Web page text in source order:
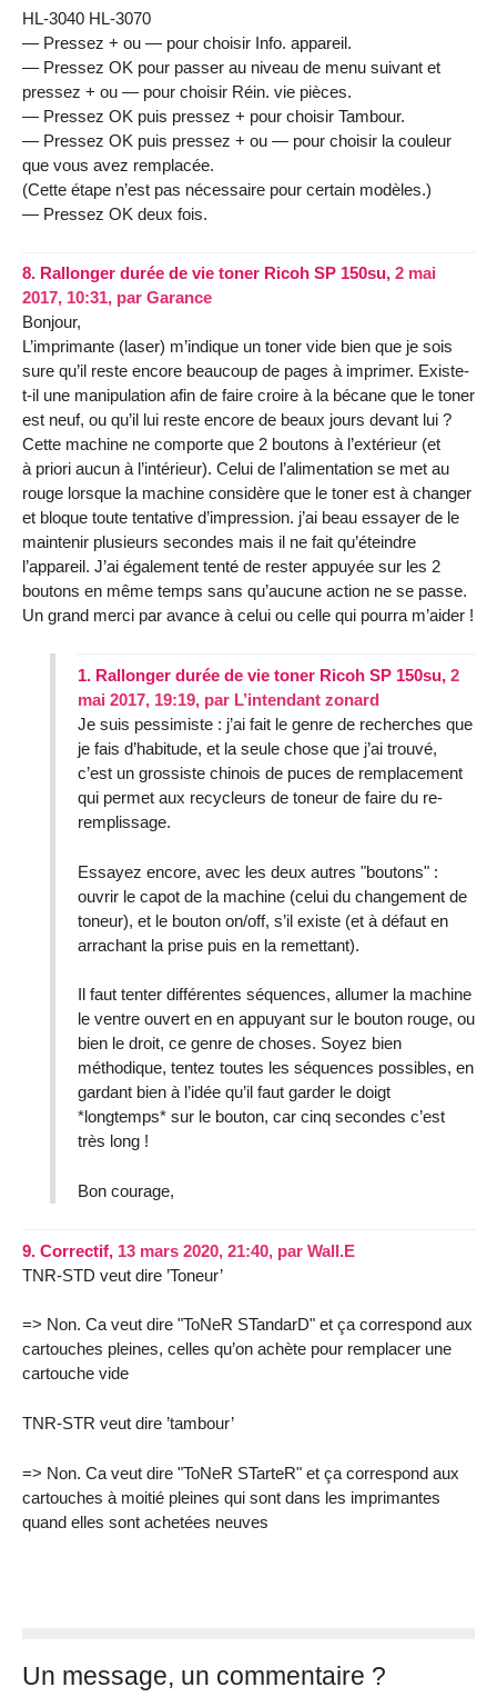
HL-3040 HL-3070
— Pressez + ou — pour choisir Info. appareil.
— Pressez OK pour passer au niveau de menu suivant et
pressez + ou — pour choisir Réin. vie pièces.
— Pressez OK puis pressez + pour choisir Tambour.
— Pressez OK puis pressez + ou — pour choisir la couleur
que vous avez remplacée.
(Cette étape n’est pas nécessaire pour certain modèles.)
— Pressez OK deux fois.
8. Rallonger durée de vie toner Ricoh SP 150su, 2 mai
2017, 10:31, par Garance
Bonjour,
L’imprimante (laser) m’indique un toner vide bien que je sois
sure qu’il reste encore beaucoup de pages à imprimer. Existe-
t-il une manipulation afin de faire croire à la bécane que le toner
est neuf, ou qu’il lui reste encore de beaux jours devant lui ?
Cette machine ne comporte que 2 boutons à l’extérieur (et
à priori aucun à l’intérieur). Celui de l’alimentation se met au
rouge lorsque la machine considère que le toner est à changer
et bloque toute tentative d’impression. j’ai beau essayer de le
maintenir plusieurs secondes mais il ne fait qu’éteindre
l’appareil. J’ai également tenté de rester appuyée sur les 2
boutons en même temps sans qu’aucune action ne se passe.
Un grand merci par avance à celui ou celle qui pourra m’aider !
1. Rallonger durée de vie toner Ricoh SP 150su, 2
mai 2017, 19:19, par L’intendant zonard
Je suis pessimiste : j’ai fait le genre de recherches que
je fais d’habitude, et la seule chose que j’ai trouvé,
c’est un grossiste chinois de puces de remplacement
qui permet aux recycleurs de toneur de faire du re-
remplissage.
Essayez encore, avec les deux autres "boutons" :
ouvrir le capot de la machine (celui du changement de
toneur), et le bouton on/off, s’il existe (et à défaut en
arrachant la prise puis en la remettant).
Il faut tenter différentes séquences, allumer la machine
le ventre ouvert en en appuyant sur le bouton rouge, ou
bien le droit, ce genre de choses. Soyez bien
méthodique, tentez toutes les séquences possibles, en
gardant bien à l’idée qu’il faut garder le doigt
*longtemps* sur le bouton, car cinq secondes c’est
très long !
Bon courage,
9. Correctif, 13 mars 2020, 21:40, par Wall.E
TNR-STD veut dire ’Toneur’
=> Non. Ca veut dire "ToNeR STandarD" et ça correspond aux
cartouches pleines, celles qu’on achète pour remplacer une
cartouche vide
TNR-STR veut dire ’tambour’
=> Non. Ca veut dire "ToNeR STarteR" et ça correspond aux
cartouches à moitié pleines qui sont dans les imprimantes
quand elles sont achetées neuves
Un message, un commentaire ?